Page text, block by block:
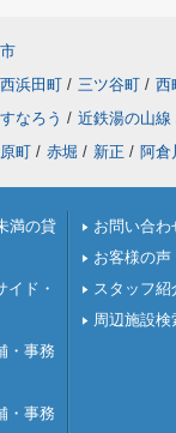
西浜田町 / 三ツ谷町 / 西
なろう / 近鉄湯の山線
町 / 赤堀 / 新正 / 阿倉
満の貸
イド・
・事務
・事務
お問い合わ
お客様の声
スタッフ紹
周辺施設検